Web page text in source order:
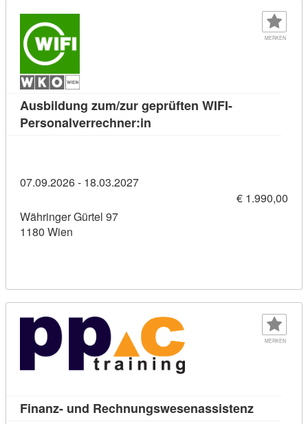
MERKEN
Ausbildung zum/zur geprüften WIFI-
Personalverrechner:in
07.09.2026 - 18.03.2027
€ 1.990,00
Währinger Gürtel 97
1180 Wien
MERKEN
Finanz- und Rechnungswesenassistenz